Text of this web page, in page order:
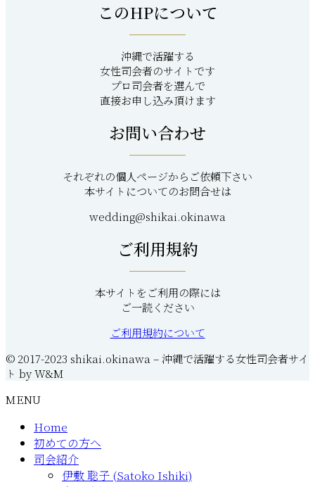
このHPについて
沖縄で活躍する
女性司会者のサイトです
プロ司会者を選んで
直接お申し込み頂けます
お問い合わせ
それぞれの個人ページからご依頼下さい
本サイトについてのお問合せは
wedding@shikai.okinawa
ご利用規約
本サイトをご利用の際には
ご一読ください
ご利用規約について
© 2017-2023 shikai.okinawa – 沖縄で活躍する女性司会者サイ
ト by W&M
MENU
Home
初めての方へ
司会紹介
伊敷 聡子 (Satoko Ishiki)